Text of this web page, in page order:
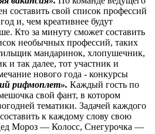
составить свой список профессий
и, чем креативнее будут
Кто за минуту сможет составить
необычных профессий, таких
мандаринок, хлопушечник,
и так далее, тот участник и
рифмоплет». Каждый гость по
свой фант, в котором
тематики. Задачей каждого
к каждому слову свою
Мороз — Колосс, Снегурочка —